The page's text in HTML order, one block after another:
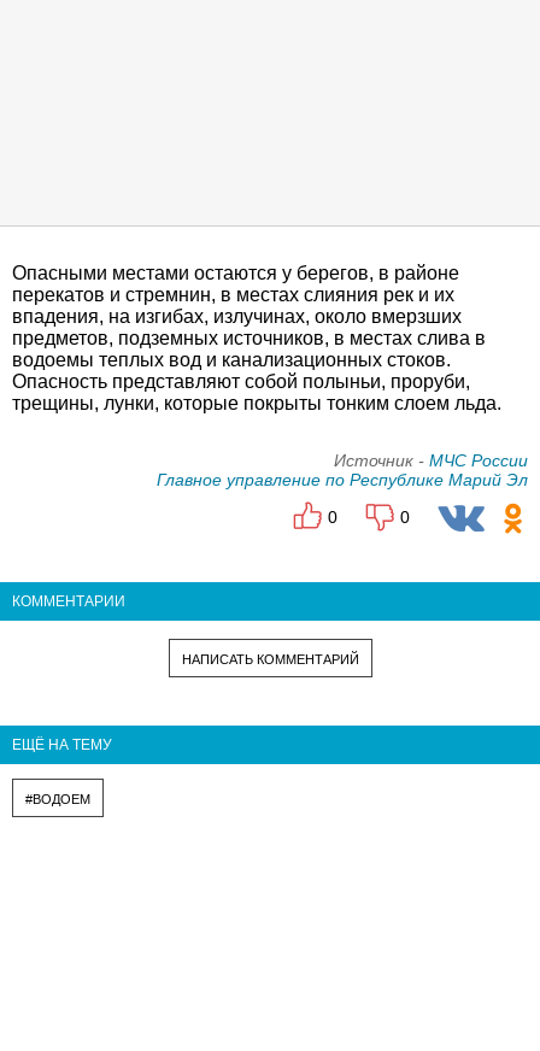
Опасными местами остаются у берегов, в районе
перекатов и стремнин, в местах слияния рек и их
впадения, на изгибах, излучинах, около вмерзших
предметов, подземных источников, в местах слива в
водоемы теплых вод и канализационных стоков.
Опасность представляют собой полыньи, проруби,
трещины, лунки, которые покрыты тонким слоем льда.
Источник - МЧС России
Главное управление по Республике Марий Эл
0
0
КОММЕНТАРИИ
НАПИСАТЬ КОММЕНТАРИЙ
ЕЩЁ НА ТЕМУ
#ВОДОЕМ